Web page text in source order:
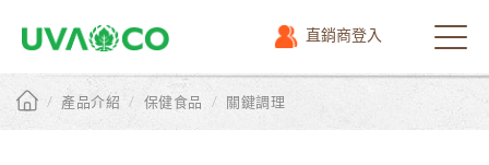
直銷商登入
選
單
/ 產品介紹 / 保健食品 / 關鍵調理